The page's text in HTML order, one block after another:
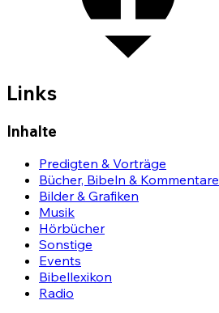
Links
Inhalte
Predigten & Vorträge
Bücher, Bibeln & Kommentare
Bilder & Grafiken
Musik
Hörbücher
Sonstige
Events
Bibellexikon
Radio